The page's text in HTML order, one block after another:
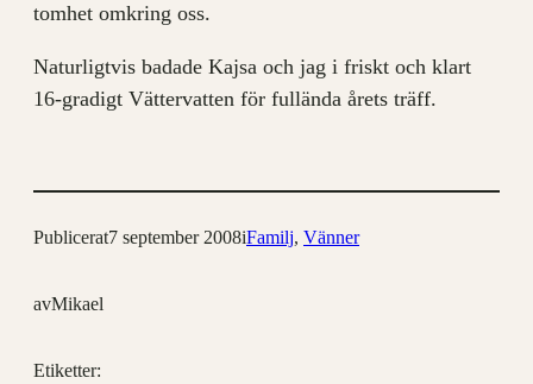
tomhet omkring oss.
Naturligtvis badade Kajsa och jag i friskt och klart
16-gradigt Vättervatten för fullända årets träff.
Publicerat7 september 2008iFamilj, Vänner
avMikael
Etiketter: